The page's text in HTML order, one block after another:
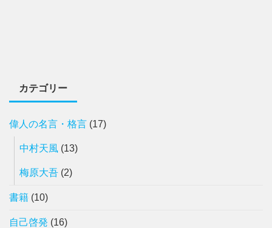
カテゴリー
偉人の名言・格言 (17)
中村天風 (13)
梅原大吾 (2)
書籍 (10)
自己啓発 (16)